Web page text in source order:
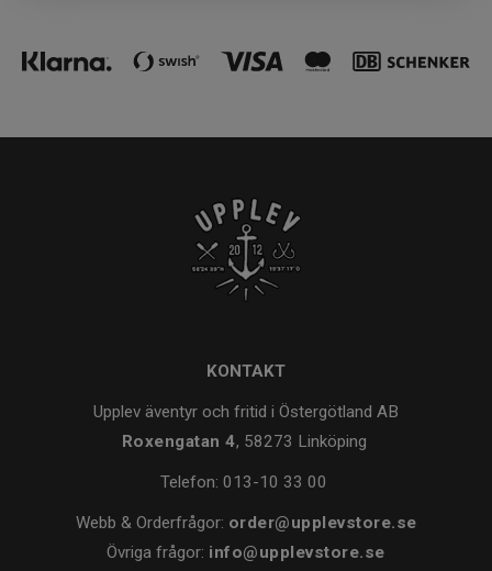
KONTAKT
Upplev äventyr och fritid i Östergötland AB
Roxengatan 4, 58273 Linköping
Telefon: 013-10 33 00
Webb & Orderfrågor: order@upplevstore.se
Övriga frågor: info@upplevstore.se